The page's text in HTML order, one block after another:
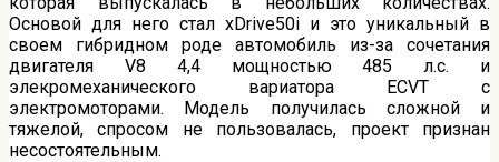
Основой для него стал xDrive50i и это уникальный в
своем гибридном роде автомобиль из-за сочетания
двигателя V8 4,4 мощностью 485 л.с. и
элекромеханического вариатора ECVT с
электромоторами. Модель получилась сложной и
тяжелой, спросом не пользовалась, проект признан
несостоятельным.